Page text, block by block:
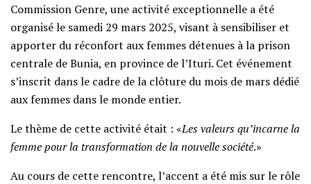
Commission Genre, une activité exceptionnelle a été
organisé le samedi 29 mars 2025, visant à sensibiliser et
apporter du réconfort aux femmes détenues à la prison
centrale de Bunia, en province de l’Ituri. Cet événement
s’inscrit dans le cadre de la clôture du mois de mars dédié
aux femmes dans le monde entier.
Le thème de cette activité était : «Les valeurs qu’incarne la
femme pour la transformation de la nouvelle société.»
Au cours de cette rencontre, l’accent a été mis sur le rôle